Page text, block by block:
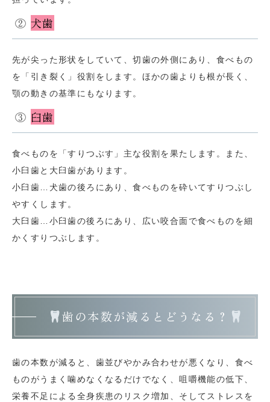
② 犬歯
先が尖った形状をしていて、切歯の外側にあり、食べもの
を「引き裂く」役割をします。ほかの歯よりも根が長く、
顎の動きの基準にもなります。
③ 臼歯
食べものを「すりつぶす」主な役割を果たします。また、
小臼歯と大臼歯があります。
小臼歯…犬歯の後ろにあり、食べものを砕いてすりつぶし
やすくします。
大臼歯…小臼歯の後ろにあり、広い咬合面で食べものを細
かくすりつぶします。
歯の本数が減るとどうなる？
歯の本数が減ると、歯並びやかみ合わせが悪くなり、食べ
ものがうまく噛めなくなるだけでなく、咀嚼機能の低下、
栄養不足による全身疾患のリスク増加、そしてストレスを